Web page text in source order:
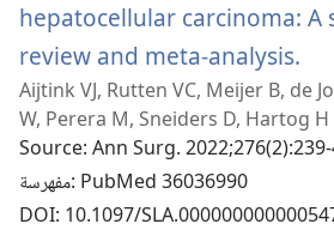
hepatocellular carcinoma: A
review and meta-analysis.
Aijtink VJ, Rutten VC, Meijer B, de
W, Perera M, Sneiders D, Hartog H
Source‎: Ann Surg.
مفهرسة‎: PubMed 36036990
DOI‎: 10.1097/